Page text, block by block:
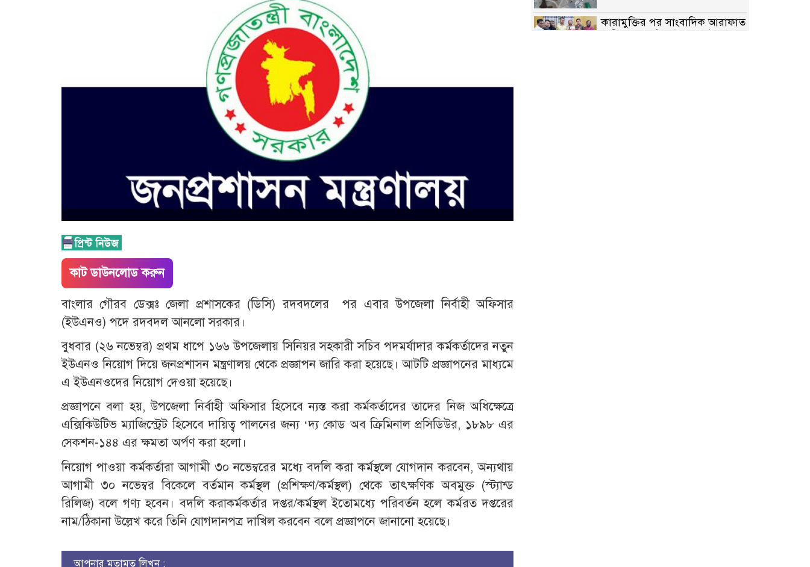
কাট ডাউনলোড করুন
বাংলার গৌরব ডেক্সঃ জেলা প্রশাসকের (ডিসি) রদবদলের পর এবার উপজেলা নির্বাহী অফিসার
(ইউএনও) পদে রদবদল আনলো সরকার।
বুধবার (২৬ নভেম্বর) প্রথম ধাপে ১৬৬ উপজেলায় সিনিয়র সহকারী সচিব পদমর্যাদার কর্মকর্তাদের নতুন
ইউএনও নিয়োগ দিয়ে জনপ্রশাসন মন্ত্রণালয় থেকে প্রজ্ঞাপন জারি করা হয়েছে। আটটি প্রজ্ঞাপনের মাধ্যমে
এ ইউএনওদের নিয়োগ দেওয়া হয়েছে।
প্রজ্ঞাপনে বলা হয়, উপজেলা নির্বাহী অফিসার হিসেবে ন্যস্ত করা কর্মকর্তাদের তাদের নিজ অধিক্ষেত্রে
এক্সিকিউটিভ ম্যাজিস্ট্রেট হিসেবে দায়িত্ব পালনের জন্য ‌‘দ্য কোড অব ক্রিমিনাল প্রসিডিউর, ১৮৯৮ এর
সেকশন-১৪৪ এর ক্ষমতা অর্পণ করা হলো।
নিয়োগ পাওয়া কর্মকর্তারা আগামী ৩০ নভেম্বরের মধ্যে বদলি করা কর্মস্থলে যোগদান করবেন, অন্যথায়
আগামী ৩০ নভেম্বর বিকেলে বর্তমান কর্মস্থল (প্রশিক্ষণ/কর্মস্থল) থেকে তাৎক্ষণিক অবমুক্ত (স্ট্যান্ড
রিলিজ) বলে গণ্য হবেন। বদলি করাকর্মকর্তার দপ্তর/কর্মস্থল ইতোমধ্যে পরিবর্তন হলে কর্মরত দপ্তরের
নাম/ঠিকানা উল্লেখ করে তিনি যোগদানপত্র দাখিল করবেন বলে প্রজ্ঞাপনে জানানো হয়েছে।
আপনার মতামত লিখুন :
কারামুক্তির পর সাংবাদিক আরাফাত